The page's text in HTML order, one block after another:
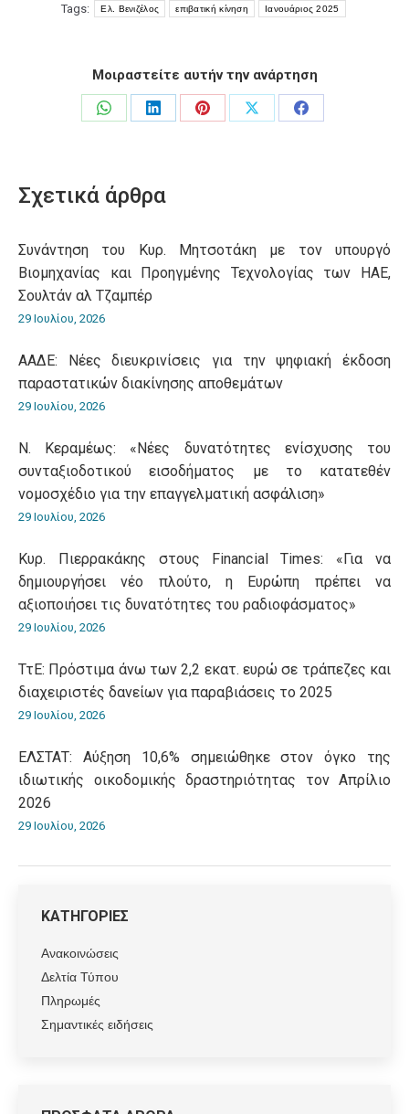
Tags:
Ελ. Βενιζέλος επιβατική κίνηση Ιανουάριος 2025
Μοιραστείτε αυτήν την ανάρτηση
Share
Share
Share
Share
Share
Σχετικά άρθρα
Συνάντηση του Κυρ. Μητσοτάκη με τον υπουργό
Βιομηχανίας και Προηγμένης Τεχνολογίας των ΗΑΕ,
Σουλτάν αλ Τζαμπέρ
29 Ιουλίου, 2026
ΑΑΔΕ: Νέες διευκρινίσεις για την ψηφιακή έκδοση
παραστατικών διακίνησης αποθεμάτων
29 Ιουλίου, 2026
Ν. Κεραμέως: «Νέες δυνατότητες ενίσχυσης του
συνταξιοδοτικού εισοδήματος με το κατατεθέν
νομοσχέδιο για την επαγγελματική ασφάλιση»
29 Ιουλίου, 2026
Κυρ. Πιερρακάκης στους Financial Times: «Για να
δημιουργήσει νέο πλούτο, η Ευρώπη πρέπει να
αξιοποιήσει τις δυνατότητες του ραδιοφάσματος»
29 Ιουλίου, 2026
ΤτΕ: Πρόστιμα άνω των 2,2 εκατ. ευρώ σε τράπεζες και
διαχειριστές δανείων για παραβιάσεις το 2025
29 Ιουλίου, 2026
ΕΛΣΤΑΤ: Αύξηση 10,6% σημειώθηκε στον όγκο της
ιδιωτικής οικοδομικής δραστηριότητας τον Απρίλιο
2026
29 Ιουλίου, 2026
ΚΑΤΗΓΟΡΙΕΣ
Ανακοινώσεις
Δελτία Τύπου
Πληρωμές
Σημαντικές ειδήσεις